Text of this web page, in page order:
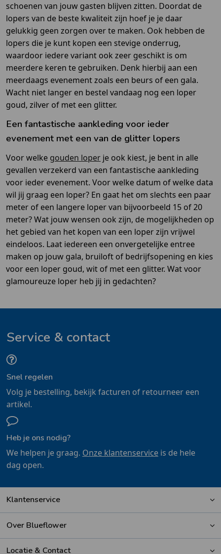
schoenen van jouw gasten blijven zitten. Doordat de
lopers van de beste kwaliteit zijn hoef je je daar
gelukkig geen zorgen over te maken. Ook hebben de
lopers die je kunt kopen een stevige onderrug,
waardoor iedere variant ook zeer geschikt is om
meerdere keren te gebruiken. Denk hierbij aan een
meerdaags evenement zoals een beurs of een gala.
Wacht niet langer en bestel vandaag nog een loper
goud, zilver of met een glitter.
Een fantastische aankleding voor ieder
evenement met een van de glitter lopers
Voor welke gouden loper je ook kiest, je bent in alle
gevallen verzekerd van een fantastische aankleding
voor ieder evenement. Voor welke datum of welke data
wil jij graag een loper? En gaat het om slechts een paar
meter of een langere loper van bijvoorbeeld 15 of 20
meter? Wat jouw wensen ook zijn, de mogelijkheden op
het gebied van het kopen van een loper zijn vrijwel
eindeloos. Laat iedereen een onvergetelijke entree
maken op jouw gala, bruiloft of bedrijfsopening en kies
voor een loper goud, wit of met een glitter. Wat voor
glamoureuze loper heb jij in gedachten?
Service & contact
Snel regelen
Volg je bestelling, bekijk facturen of retourneer een
artikel.
Heb je ons nodig?
We helpen je graag. Onze klantenserviceis de hele
dag open.
Klantenservice
Over Blueflower
Locatie & Contact